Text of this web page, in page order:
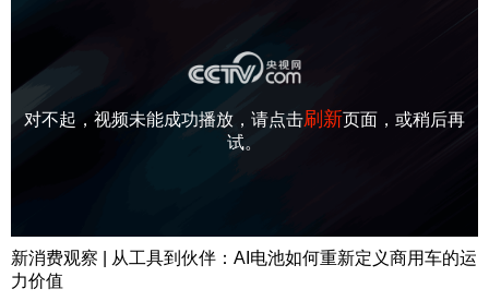
对不起，视频未能成功播放，请点击刷新页面，或稍后再
试。
新消费观察 | 从工具到伙伴：AI电池如何重新定义商用车的运
力价值